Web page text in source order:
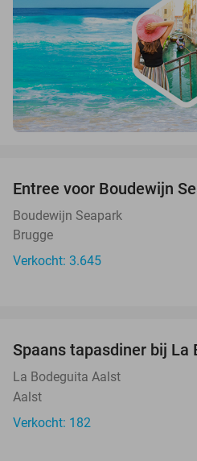
Entree voor Boudewijn
Boudewijn Seapark
Brugge
Verkocht: 3.645
Spaans tapasdiner bij La
La Bodeguita Aalst
Aalst
Verkocht: 182